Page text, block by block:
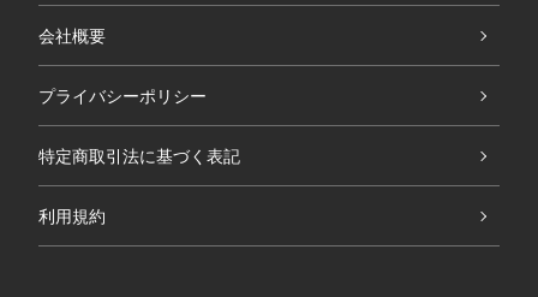
会社概要
プライバシーポリシー
特定商取引法に基づく表記
利用規約